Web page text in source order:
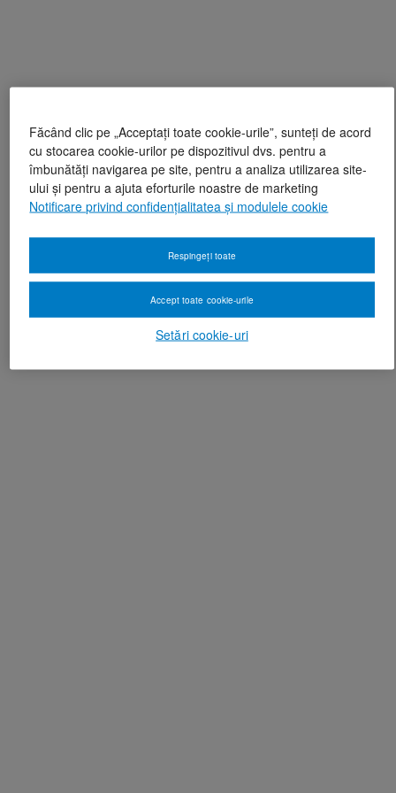
Făcând clic pe „Acceptați toate cookie-urile”, sunteți de acord
cu stocarea cookie-urilor pe dispozitivul dvs. pentru a
îmbunătăți navigarea pe site, pentru a analiza utilizarea site-
ului și pentru a ajuta eforturile noastre de marketing
Notificare privind confidențialitatea și modulele cookie
Setări cookie-uri
Respingeți toate
Accept toate cookie-urile